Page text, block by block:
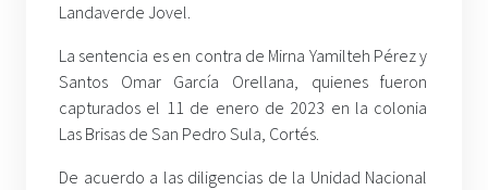
Landaverde Jovel.
La sentencia es en contra de Mirna Yamilteh Pérez y
Santos Omar García Orellana, quienes fueron
capturados el 11 de enero de 2023 en la colonia
Las Brisas de San Pedro Sula, Cortés.
De acuerdo a las diligencias de la Unidad Nacional